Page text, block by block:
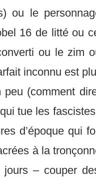
ou le
16 de litté ou
ou le zim
inconnu est
(comment
tue les
d’époque qui
à la
– couper